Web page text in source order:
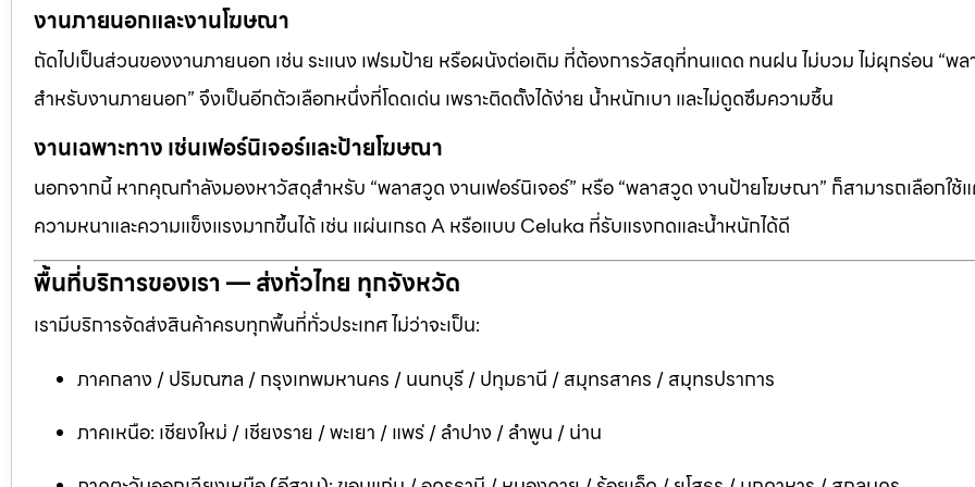
งานภายนอกและงานโฆษณา
ถัดไปเป็นส่วนของงานภายนอก เช่น ระแนง เฟรมป้าย หรือผนังต่อเติม ที่ต้องการวัสดุที่ทนแดด ทนฝน ไม่บวม ไม่ผุกร่อน “พ
สำหรับงานภายนอก” จึงเป็นอีกตัวเลือกหนึ่งที่โดดเด่น เพราะติดตั้งได้ง่าย น้ำหนักเบา และไม่ดูดซึมความชื้น
งานเฉพาะทาง เช่นเฟอร์นิเจอร์และป้ายโฆษณา
นอกจากนี้ หากคุณกำลังมองหาวัสดุสำหรับ “พลาสวูด งานเฟอร์นิเจอร์” หรือ “พลาสวูด งานป้ายโฆษณา” ก็สามารถเลือกใช้
ความหนาและความแข็งแรงมากขึ้นได้ เช่น แผ่นเกรด A หรือแบบ Celuka ที่รับแรงกดและน้ำหนักได้ดี
พื้นที่บริการของเรา — ส่งทั่วไทย ทุกจังหวัด
เรามีบริการจัดส่งสินค้าครบทุกพื้นที่ทั่วประเทศ ไม่ว่าจะเป็น:
ภาคกลาง / ปริมณฑล / กรุงเทพมหานคร / นนทบุรี / ปทุมธานี / สมุทรสาคร / สมุทรปราการ
ภาคเหนือ: เชียงใหม่ / เชียงราย / พะเยา / แพร่ / ลำปาง / ลำพูน / น่าน